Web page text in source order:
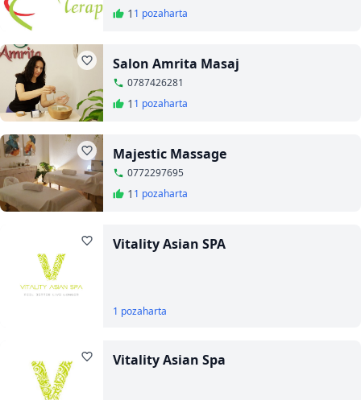
1 1 pozaharta
Salon Amrita Masaj
0787426281
1 1 pozaharta
Majestic Massage
0772297695
1 1 pozaharta
Vitality Asian SPA
1 pozaharta
Vitality Asian Spa